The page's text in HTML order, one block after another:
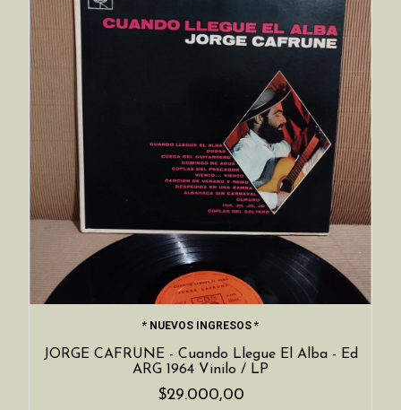
* NUEVOS INGRESOS *
JORGE CAFRUNE - Cuando Llegue El Alba - Ed
ARG 1964 Vinilo / LP
$29.000,00